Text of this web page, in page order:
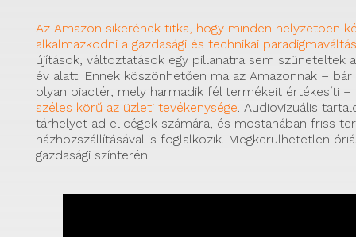
Az Amazon sikerének titka, hogy minden helyzetben
alkalmazkodni a gazdasági és technikai
újítások, változtatások egy pillanatra sem szüneteltek
év alatt. Ennek köszönhetően ma az Amazonnak – bár
olyan piactér, mely harmadik fél termékeit értékesíti –
széles körű az üzleti tevékenysége. Audiovizuális
tárhelyet ad el cégek számára, és mostanában friss
házhozszállításával is foglalkozik. Megkerülhetetlen
gazdasági színterén.